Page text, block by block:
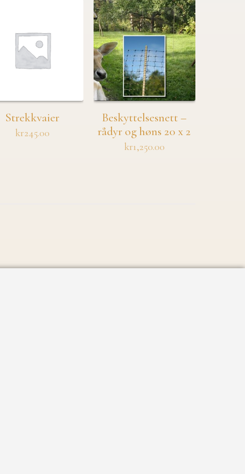
Strekkvaier
kr245.00
Beskyttelsesnett –
rådyr og høns 20 x 2
kr1,250.00